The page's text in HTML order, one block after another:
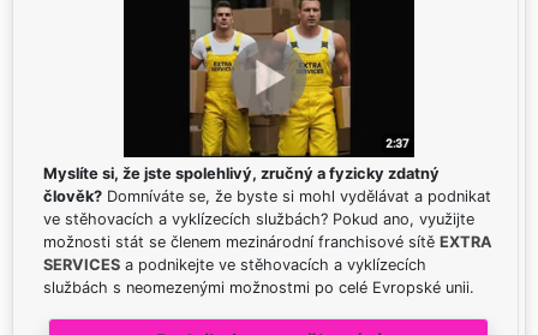
Myslíte si, že jste spolehlivý, zručný a fyzicky zdatný
člověk? Domníváte se, že byste si mohl vydělávat a podnikat
ve stěhovacích a vyklízecích službách? Pokud ano, využijte
možnosti stát se členem mezinárodní franchisové sítě EXTRA
SERVICES a podnikejte ve stěhovacích a vyklízecích
službách s neomezenými možnostmi po celé Evropské unii.